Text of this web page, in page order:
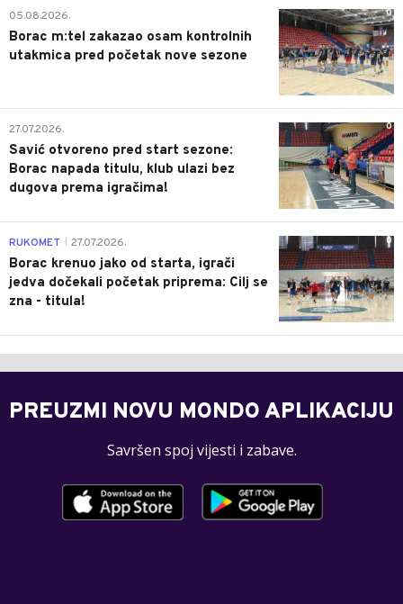
0
05.08.2026.
Borac m:tel zakazao osam kontrolnih
utakmica pred početak nove sezone
0
27.07.2026.
Savić otvoreno pred start sezone:
Borac napada titulu, klub ulazi bez
dugova prema igračima!
0
RUKOMET 27.07.2026.
Borac krenuo jako od starta, igrači
jedva dočekali početak priprema: Cilj se
zna - titula!
PREUZMI NOVU MONDO APLIKACIJU
Savršen spoj vijesti i zabave.